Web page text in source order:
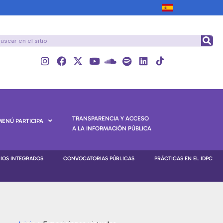
PARTICIPA
TRANSPARENCIA Y ACCESO
A LA INFORMACIÓN PÚBLICA
INTEGRADOS CONVOCATORIAS PÚBLICAS
PRÁCTICAS EN EL IDPC